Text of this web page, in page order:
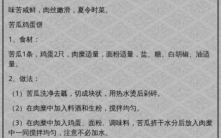
味苦咸鲜，肉丝嫩滑，夏令时菜。
苦瓜鸡蛋饼
1、食材：
苦瓜1条，鸡蛋2只，肉糜适量，面粉适量，盐、糖、白胡椒、油适
量。
2、做法：
（1）苦瓜洗净去瓤，切成块状，用热水烫后剁碎。
（2）在肉糜中加入料酒和生粉，搅拌均匀。
（3）在肉糜中加入鸡蛋、面粉、调味料，苦瓜挤干水分后放入肉糜
中一同搅拌均匀，注意不必加水。